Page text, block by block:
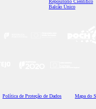
Repositório Científico
Balcão Único
Política de Proteção de Dados Mapa do